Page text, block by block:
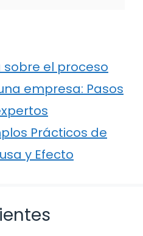
el proceso
empresa: Pasos
Prácticos de
y Efecto